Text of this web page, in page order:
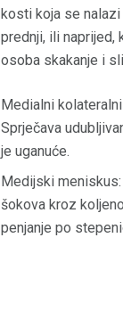
kosti koja se
prednji, ili naprijed,
osoba skakanje i
Medialni
Sprječava
je uganuće.
Medijski
šokova kroz
penjanje po